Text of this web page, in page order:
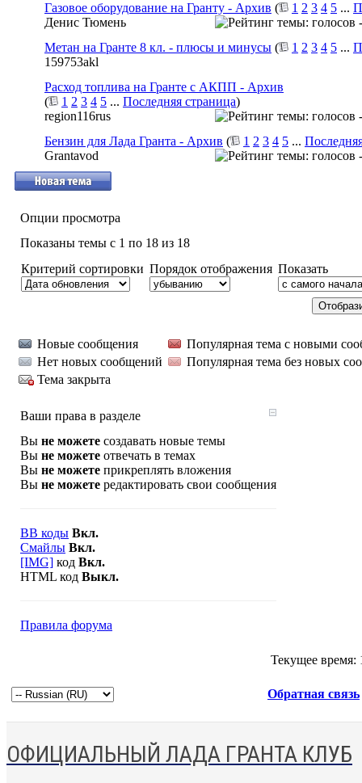
Газовое оборудование на Гранту - Архив ( 1 2 3 4 5 ...
Денис Тюмень
Метан на Гранте 8 кл. - плюсы и минусы ( 1 2 3 4 5 ...
159753akl
Расход топлива на Гранте с АКПП - Архив
(
1 2 3 4 5 ... Последняя страница)
region116rus
Бензин для Лада Гранта - Архив ( 1 2 3 4 5 ...
Grantavod
Опции просмотра
Показаны темы с 1 по 18 из 18
Критерий сортировки Порядок отображения Показать
Новые сообщения
Популярная тема с новыми
Нет новых сообщений
Популярная тема без новых
Тема закрыта
Ваши права в разделе
Вы не можете создавать новые темы
Вы не можете отвечать в темах
Вы не можете прикреплять вложения
Вы не можете редактировать свои сообщения
BB коды Вкл.
Смайлы Вкл.
[IMG] код Вкл.
HTML код Выкл.
Правила форума
Текущее время:
Обратная связь
ОФИЦИАЛЬНЫЙ ЛАДА ГРАНТА КЛУБ